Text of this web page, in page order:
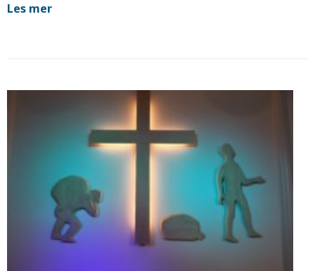
Les mer